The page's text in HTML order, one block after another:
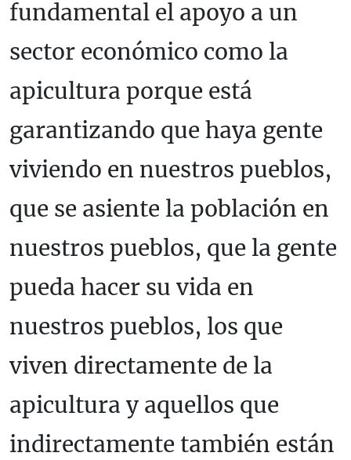
fundamental el apoyo a un
sector económico como la
apicultura porque está
garantizando que haya gente
viviendo en nuestros pueblos,
que se asiente la población en
nuestros pueblos, que la gente
pueda hacer su vida en
nuestros pueblos, los que
viven directamente de la
apicultura y aquellos que
indirectamente también están